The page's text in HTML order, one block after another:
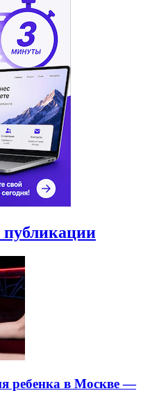
публикации
ребенка в Москве —